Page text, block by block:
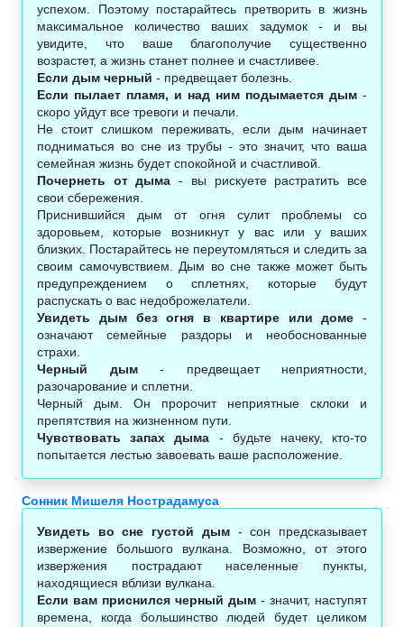
успехом. Поэтому постарайтесь претворить в жизнь
максимальное количество ваших задумок - и вы
увидите, что ваше благополучие существенно
возрастет, а жизнь станет полнее и счастливее.
Если дым черный - предвещает болезнь.
Если пылает пламя, и над ним подымается дым -
скоро уйдут все тревоги и печали.
Не стоит слишком переживать, если дым начинает
подниматься во сне из трубы - это значит, что ваша
семейная жизнь будет спокойной и счастливой.
Почернеть от дыма - вы рискуете растратить все
свои сбережения.
Приснившийся дым от огня сулит проблемы со
здоровьем, которые возникнут у вас или у ваших
близких. Постарайтесь не переутомляться и следить за
своим самочувствием. Дым во сне также может быть
предупреждением о сплетнях, которые будут
распускать о вас недоброжелатели.
Увидеть дым без огня в квартире или доме -
означают семейные раздоры и необоснованные
страхи.
Черный дым- предвещает неприятности,
разочарование и сплетни.
Черный дым. Он пророчит неприятные склоки и
препятствия на жизненном пути.
Чувствовать запах дыма - будьте начеку, кто-то
попытается лестью завоевать ваше расположение.
Сонник Мишеля Нострадамуса
Увидеть во сне густой дым- сон предсказывает
извержение большого вулкана. Возможно, от этого
извержения пострадают населенные пункты,
находящиеся вблизи вулкана.
Если вам приснился черный дым - значит, наступят
времена, когда большинство людей будет целиком